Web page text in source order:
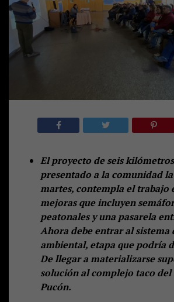
El proyecto de seis
presentado a la comunidad
martes, contempla el trabajo
mejoras que incluyen
peatonales y una pasarela
Ahora debe entrar al sistema
ambiental, etapa que podría
De llegar a materializarse
solución al complejo taco del
Pucón.